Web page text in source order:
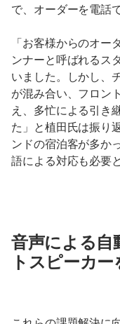
で、オーダーを電話
「お客様からのオー
ンナーと呼ばれるス
いました。しかし、
が混み合い、フロン
え、多忙による引き
た」と植田氏は振り
ンドの宿泊客が多か
語による対応も必要
音声による自
トスピーカー